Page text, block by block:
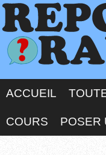
ACCUEIL
COURS POSER